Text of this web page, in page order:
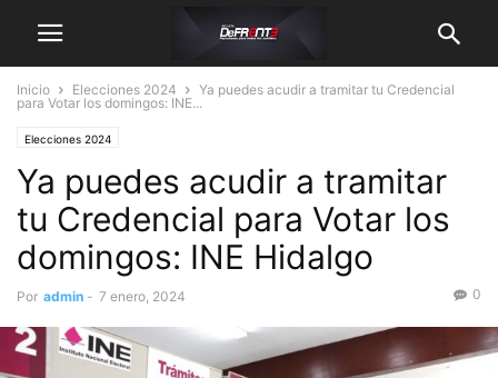
Inicio Elecciones 2024
Ya puedes acudir a tramitar tu Credencial
para Votar los domingos: INE...
Elecciones 2024
Ya puedes acudir a tramitar
tu Credencial para Votar los
domingos: INE Hidalgo
Por admin - 7 enero, 2024 0